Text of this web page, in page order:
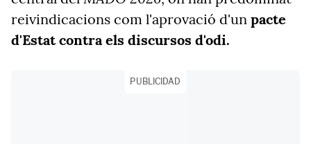
reivindicacions com l'aprovació d'un pacte
d'Estat contra els discursos d'odi.
PUBLICIDAD